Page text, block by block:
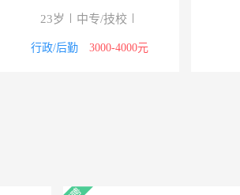
23岁 中专/技校
行政/后勤 3000-4000元